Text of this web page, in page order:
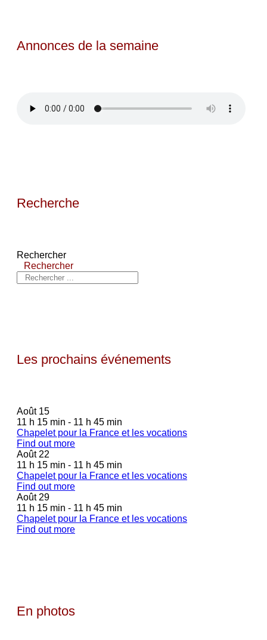
Annonces de la semaine
Recherche
Rechercher
Rechercher
Les prochains événements
Août 15
11 h 15 min - 11 h 45 min
Chapelet pour la France et les vocations
Find out more
Août 22
11 h 15 min - 11 h 45 min
Chapelet pour la France et les vocations
Find out more
Août 29
11 h 15 min - 11 h 45 min
Chapelet pour la France et les vocations
Find out more
En photos